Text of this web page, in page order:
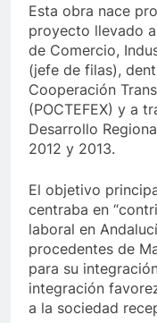
Esta obra nace
proyecto llevado
de Comercio,
(jefe de filas),
Cooperación
(POCTEFEX) y a
Desarrollo
2012 y 2013.
El objetivo
centraba en
laboral en
procedentes de
para su
integración
a la sociedad